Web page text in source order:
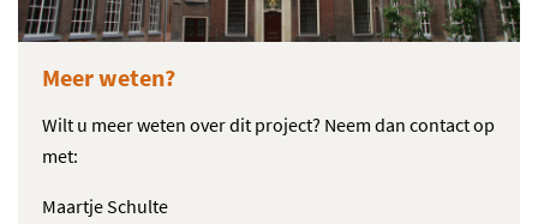
Meer weten?
Wilt u meer weten over dit project? Neem dan contact op
met:
Maartje Schulte